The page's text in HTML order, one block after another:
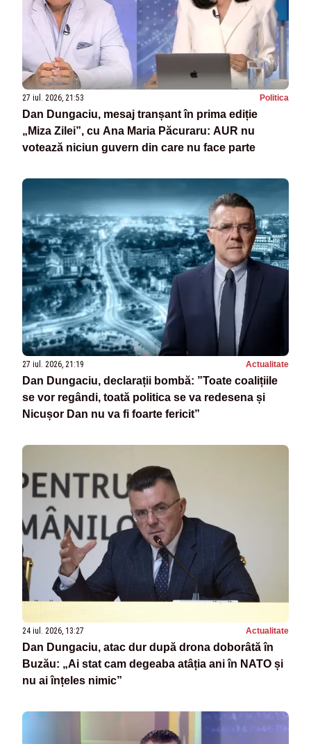
27 iul. 2026, 21:53 Politica
Dan Dungaciu, mesaj tranșant în prima ediție
„Miza Zilei”, cu Ana Maria Păcuraru: AUR nu
votează niciun guvern din care nu face parte
27 iul. 2026, 21:19 Actualitate
Dan Dungaciu, declarații bombă: ”Toate coalițiile
se vor regândi, toată politica se va redesena și
Nicușor Dan nu va fi foarte fericit”
24 iul. 2026, 13:27 Actualitate
Dan Dungaciu, atac dur după drona doborâtă în
Buzău: „Ai stat cam degeaba atâția ani în NATO și
nu ai înțeles nimic”